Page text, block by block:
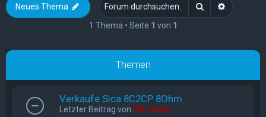
Neues Thema Suche
1 Thema • Seite 1 von 1
Themen
Verkaufe Sica 8C2CP 8Ohm
Letzter Beitrag von FM-Audio